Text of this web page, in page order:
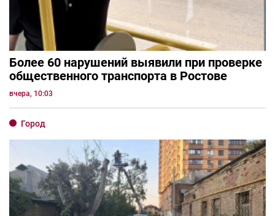
Более 60 нарушений выявили при проверке
общественного транспорта в Ростове
вчера, 10:03
Город